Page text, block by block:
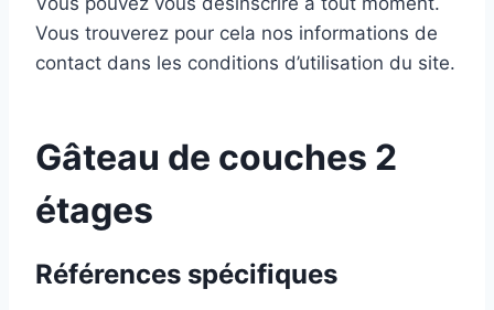
Vous trouverez pour cela nos informations de
contact dans les conditions d’utilisation du site.
Gâteau de couches 2
étages
Références spécifiques